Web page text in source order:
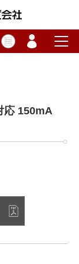
応 150mA